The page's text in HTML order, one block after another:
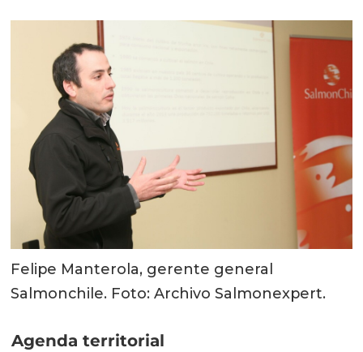
Felipe Manterola, gerente general
Salmonchile. Foto: Archivo Salmonexpert.
Agenda territorial